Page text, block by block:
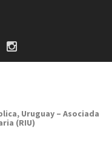
Uruguay – Asociada
(RIU)